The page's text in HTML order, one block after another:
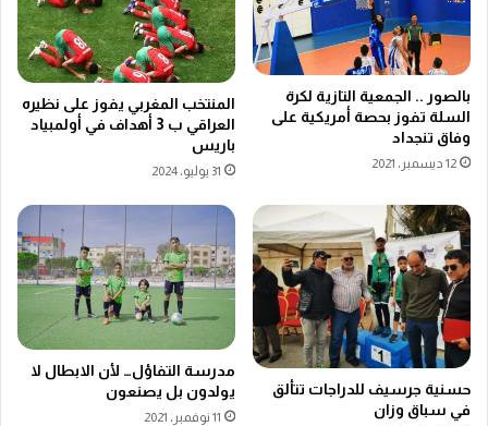
بالصور .. الجمعية التازية لكرة
السلة تفوز بحصة أمريكية على
وفاق تنجداد
12 ديسمبر، 2021
المنتخب المغربي يفوز على نظيره
العراقي ب 3 أهداف في أولمبياد
باريس
31 يوليو، 2024
حسنية جرسيف للدراجات تتألق
في سباق وزان
مدرسة التفاؤل… لأن الابطال لا
يولدون بل يصنعون
11 نوفمبر، 2021